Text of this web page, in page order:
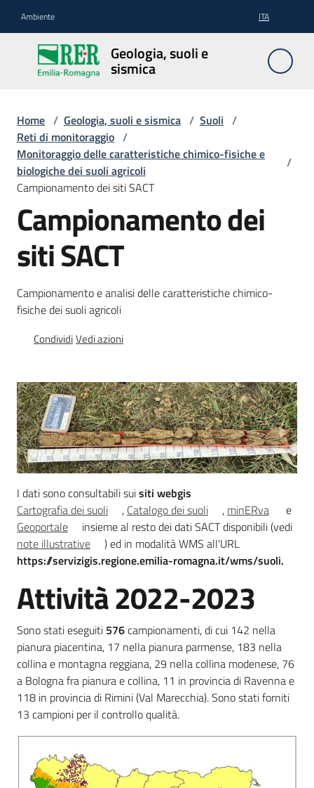
Ambiente ITA
Geologia, suoli e
sismica
Geologia,
suoli e
sismica
Geologia
Suoli
Sismica
Cartografia
banche
Divulgazione
Seguici
su
Ambiente
Novità
Home / Geologia, suoli e sismica / Suoli /
Reti di monitoraggio /
Monitoraggio delle caratteristiche chimico-fisiche e
biologiche dei suoli agricoli
/
Campionamento dei siti SACT
Campionamento dei
siti SACT
Campionamento e analisi delle caratteristiche chimico-
fisiche dei suoli agricoli
CondividiVedi azioni
I dati sono consultabili suisiti webgis
Cartografia dei suoli
, Catalogo dei suoli , minERva
e
Geoportale
insieme al resto dei dati SACT disponibili (vedi
note illustrative
) ed in modalità WMS all'URL
https://servizigis.regione.emilia-romagna.it/wms/suoli.
Attività 2022-2023
Sono stati eseguiti 576campionamenti, di cui 142 nella
pianura piacentina, 17 nella pianura parmense, 183 nella
collina e montagna reggiana, 29 nella collina modenese, 76
a Bologna fra pianura e collina, 11 in provincia di Ravenna e
118 in provincia di Rimini (Val Marecchia). Sono stati forniti
13 campioni per il controllo qualità.